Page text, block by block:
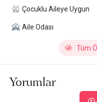
Çocuklu Aileye Uygun
Aile Odası
Tüm
Yorumlar